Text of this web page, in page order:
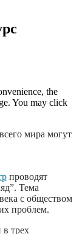
the
You may click
мира могут
проводят
Тема
с обществом
проблем.
трех